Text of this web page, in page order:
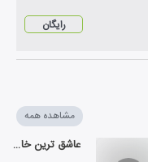
رایگان
مشاهده همه
عاشق ترین خاک